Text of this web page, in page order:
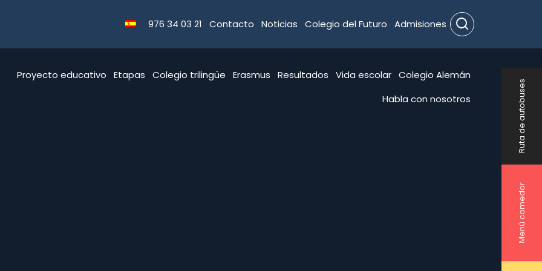
976 34 03 21 Contacto Noticias Colegio del Futuro Admisiones Search
Proyecto educativo Etapas Colegio trilingüe Erasmus Resultados Vida escolar Colegio Alemán
Habla con nosotros
Menú comedor
Ruta de autobuses